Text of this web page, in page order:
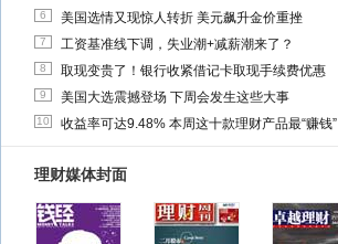
6 美国选情又现惊人转折 美元飙升金价重挫
7 工资基准线下调，失业潮+减薪潮来了？
8 取现变贵了！银行收紧借记卡取现手续费优惠
9 美国大选震撼登场 下周会发生这些大事
10 收益率可达9.48% 本周这十款理财产品最“赚钱”
理财媒体封面